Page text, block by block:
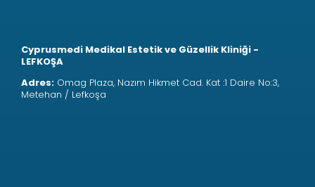
Cyprusmedi Medikal Estetik ve Güzellik Kliniği -
LEFKOŞA
Adres: Omag Plaza, Nazım Hikmet Cad. Kat :1 Daire No:3,
Metehan / Lefkoşa